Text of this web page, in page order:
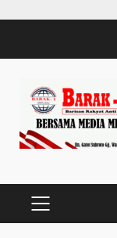
PRIMARY
MENU